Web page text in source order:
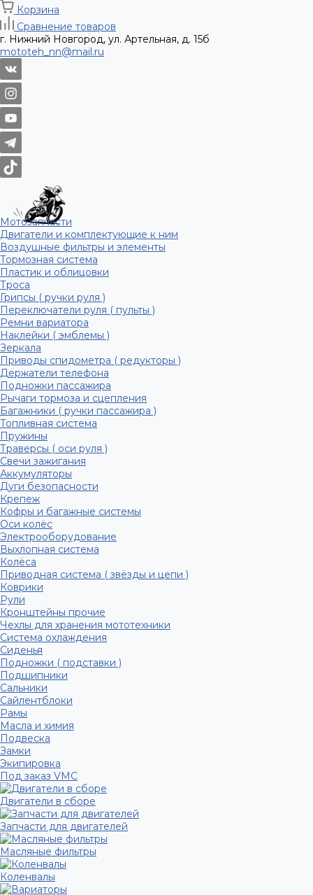
Корзина
Сравнение товаров
г. Нижний Новгород, ул. Артельная, д. 15б
mototeh_nn@mail.ru
Мотозапчасти
Двигатели и комплектующие к ним
Воздушные фильтры и элементы
Тормозная система
Пластик и облицовки
Троса
Грипсы ( ручки руля )
Переключатели руля ( пульты )
Ремни вариатора
Наклейки ( эмблемы )
Зеркала
Приводы спидометра ( редукторы )
Держатели телефона
Подножки пассажира
Рычаги тормоза и сцепления
Багажники ( ручки пассажира )
Топливная система
Пружины
Траверсы ( оси руля )
Свечи зажигания
Аккумуляторы
Дуги безопасности
Крепеж
Кофры и багажные системы
Оси колёс
Электрооборудование
Выхлопная система
Колёса
Приводная система ( звёзды и цепи )
Коврики
Рули
Кронштейны прочие
Чехлы для хранения мототехники
Система охлаждения
Сиденья
Подножки ( подставки )
Подшипники
Сальники
Сайлентблоки
Рамы
Масла и химия
Подвеска
Замки
Экипировка
Под заказ VMC
Двигатели в сборе
Запчасти для двигателей
Масляные фильтры
Коленвалы